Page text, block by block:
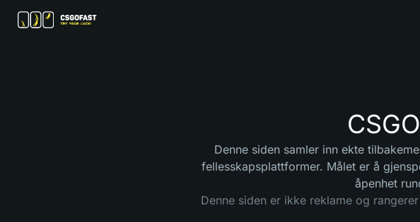
Denne siden samler inn ekte
fellesskapsplattformer. Målet er å
åpenhet
Denne siden er ikke reklame og